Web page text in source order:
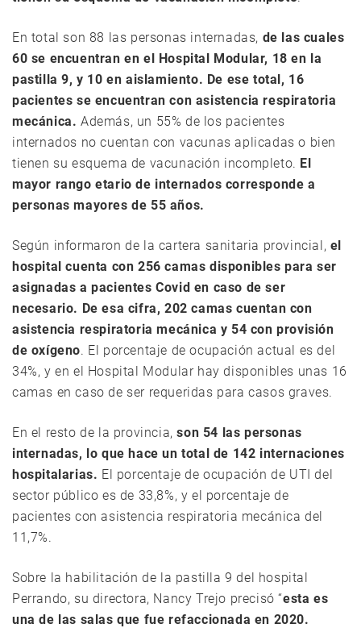
En total son 88 las personas internadas, de las cuales
60 se encuentran en el Hospital Modular, 18 en la
pastilla 9, y 10 en aislamiento. De ese total, 16
pacientes se encuentran con asistencia respiratoria
mecánica. Además, un 55% de los pacientes
internados no cuentan con vacunas aplicadas o bien
tienen su esquema de vacunación incompleto. El
mayor rango etario de internados corresponde a
personas mayores de 55 años.
Según informaron de la cartera sanitaria provincial, el
hospital cuenta con 256 camas disponibles para ser
asignadas a pacientes Covid en caso de ser
necesario. De esa cifra, 202 camas cuentan con
asistencia respiratoria mecánica y 54 con provisión
de oxígeno. El porcentaje de ocupación actual es del
34%, y en el Hospital Modular hay disponibles unas 16
camas en caso de ser requeridas para casos graves.
En el resto de la provincia,son 54 las personas
internadas, lo que hace un total de 142 internaciones
hospitalarias. El porcentaje de ocupación de UTI del
sector público es de 33,8%, y el porcentaje de
pacientes con asistencia respiratoria mecánica del
11,7%.
Sobre la habilitación de la pastilla 9 del hospital
Perrando, su directora, Nancy Trejo precisó “esta es
una de las salas que fue refaccionada en 2020.